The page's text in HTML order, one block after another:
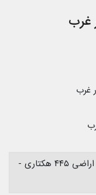
مسکن ملی پرند فاز ۷ پروژه بتن پرور غرب - اراضی ۴۴۵ هکتاری -